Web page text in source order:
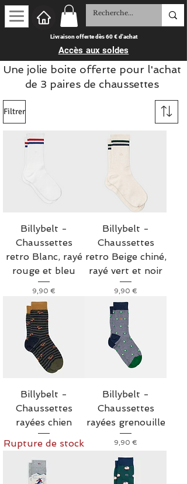
Livraison offerte dès 60 € d'achat
Accès aux soldes
Une jolie boite offerte pour l'achat
de 3 paires de chaussettes
Filtrer
Billybelt -
Chaussettes
retro Blanc, rayé
rouge et bleu
Prix
9,90 €
Billybelt -
Chaussettes
retro Beige chiné,
rayé vert et noir
Prix
9,90 €
Billybelt -
Chaussettes
rayées chien
Rupture de stock
Billybelt -
Chaussettes
rayées grenouille
Prix
9,90 €